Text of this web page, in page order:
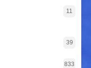
11
39
833